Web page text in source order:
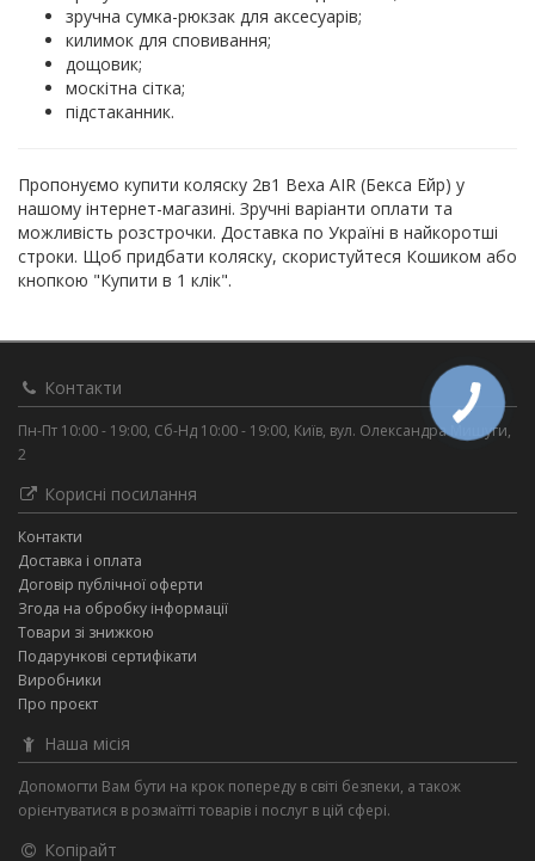
зручна сумка-рюкзак для аксесуарів;
килимок для сповивання;
дощовик;
москітна сітка;
підстаканник.
Пропонуємо купити коляску 2в1 Bexa AIR (Бекса Ейр) у
нашому інтернет-магазині. Зручні варіанти оплати та
можливість розстрочки. Доставка по Україні в найкоротші
строки. Щоб придбати коляску, скористуйтеся Кошиком або
кнопкою "Купити в 1 клік".
Контакти
Пн-Пт 10:00 - 19:00, Сб-Нд 10:00 - 19:00, Київ, вул. Олександра Мишуги,
2
Корисні посилання
Контакти
Доставка і оплата
Договір публічної оферти
Згода на обробку інформації
Товари зі знижкою
Подарункові сертифікати
Виробники
Про проєкт
Наша місія
Допомогти Вам бути на крок попереду в світі безпеки, а також
орієнтуватися в розмаїтті товарів і послуг в цій сфері.
Копірайт